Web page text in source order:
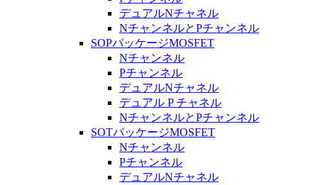
デュアルNチャネル
NチャンネルとPチャンネル
SOPパッケージMOSFET
Nチャンネル
Pチャンネル
デュアルNチャネル
デュアル P チャネル
NチャンネルとPチャンネル
SOTパッケージMOSFET
Nチャンネル
Pチャンネル
デュアルNチャネル